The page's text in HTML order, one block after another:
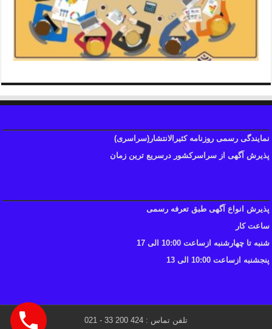
نمایندگی رسمی روزنامه کثیرالانتشار(سراسری)
پذیرش آگهی از سراسرکشور درسریع ترین زمان
پذیرش انواع آگهی طبق تعرفه رسمی
ساعت کار
شنبه تا چهارشنبه ازساعت 10:00 الی 17
پنجشنبه ازساعت 10:00 الی 13
تلفن تماس : 424 200 33 - 021